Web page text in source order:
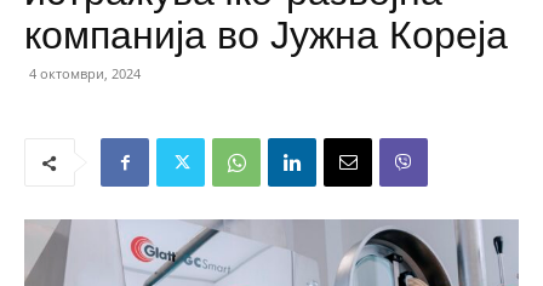
компанија во Јужна Кореја
4 октомври, 2024